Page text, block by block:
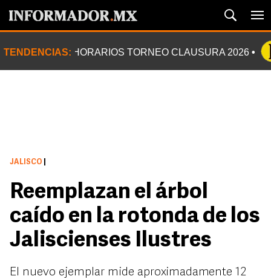
TENDENCIAS: HORARIOS TORNEO CLAUSURA 2026
JALISCO
Reemplazan el árbol
caído en la rotonda de los
Jaliscienses Ilustres
El nuevo ejemplar mide aproximadamente 12